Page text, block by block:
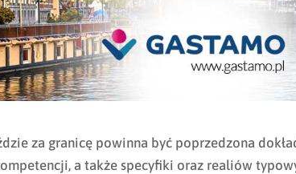
za granicę powinna być poprzedzona
a także specyfiki oraz realiów